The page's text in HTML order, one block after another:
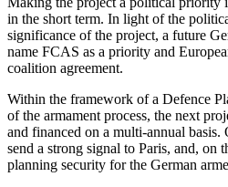
in the short term. In light of the
significance of the project, a future
name FCAS as a priority and
coalition agreement.
Within the framework of a Defence
of the armament process, the next
and financed on a multi-annual
send a strong signal to Paris, and, on
planning security for the Ger­man